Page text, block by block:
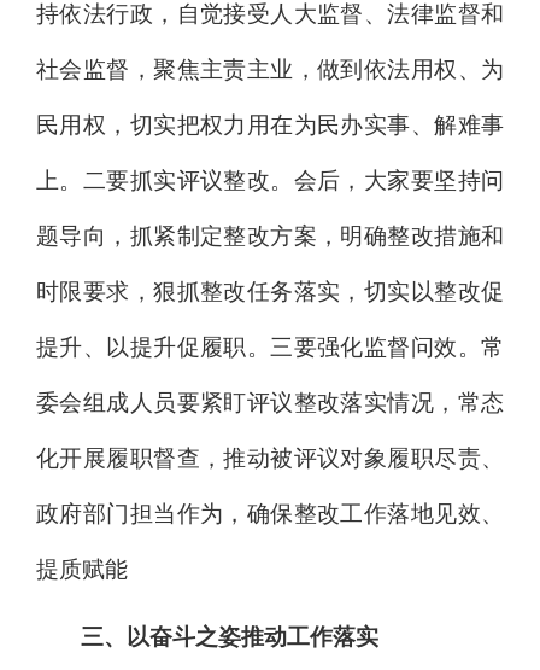
持依法行政，自觉接受人大监督、法律监督和
社会监督，聚焦主责主业，做到依法用权、为
民用权，切实把权力用在为民办实事、解难事
上。 二要抓实评议整改。 会后，大家要坚持问
题导向，抓紧制定整改方案，明确整改措施和
时限要求，狠抓整改任务落实，切实以整改促
提升、以提升促履职。三要强化监督问效。常
委会组成人员要紧盯评议整改落实情况，常态
化开展履职督查，推动被评议对象履职尽责、
政府部门担当作为，确保整改工作落地见效、
提质赋能
三、以奋斗之姿推动工作落实